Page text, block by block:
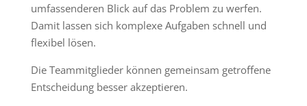
umfassenderen Blick auf das Problem zu werfen.
Damit lassen sich komplexe Aufgaben schnell und
flexibel lösen.
Die Teammitglieder können gemeinsam getroffene
Entscheidung besser akzeptieren.